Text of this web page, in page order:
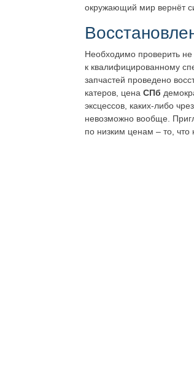
окружающий мир вернёт
Необходимо проверить не
к квалифицированному
запчастей проведено
катеров, цена СПб
эксцессов, каких-либо
невозможно вообще.
по низким ценам – то, что